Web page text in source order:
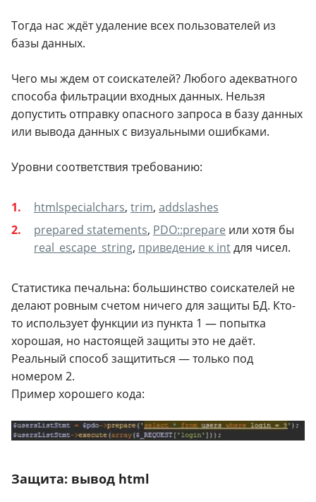
Тогда нас ждёт удаление всех пользователей из
базы данных.
Чего мы ждем от соискателей? Любого адекватного
способа фильтрации входных данных. Нельзя
допустить отправку опасного запроса в базу данных
или вывода данных с визуальными ошибками.
Уровни соответствия требованию:
htmlspecialchars, trim, addslashes
prepared statements, PDO::prepare или хотя бы
real_escape_string, приведение к intдля чисел.
Статистика печальна: большинство соискателей не
делают ровным счетом ничего для защиты БД. Кто-
то использует функции из пункта 1 — попытка
хорошая, но настоящей защиты это не даёт.
Реальный способ защититься — только под
номером 2.
Пример хорошего кода:
Защита: вывод html